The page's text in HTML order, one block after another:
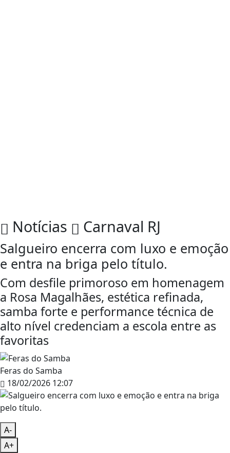
Notícias Carnaval RJ
Salgueiro encerra com luxo e emoção
e entra na briga pelo título.
Com desfile primoroso em homenagem
a Rosa Magalhães, estética refinada,
samba forte e performance técnica de
alto nível credenciam a escola entre as
favoritas
Feras do Samba
18/02/2026 12:07
A-
A+